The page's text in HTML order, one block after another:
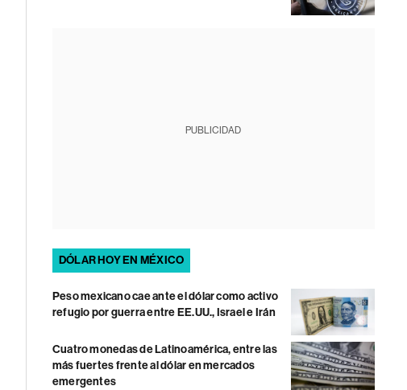
PUBLICIDAD
DÓLAR HOY EN MÉXICO
Peso mexicano cae ante el dólar como activo
refugio por guerra entre EE.UU., Israel e Irán
Cuatro monedas de Latinoamérica, entre las
más fuertes frente al dólar en mercados
emergentes